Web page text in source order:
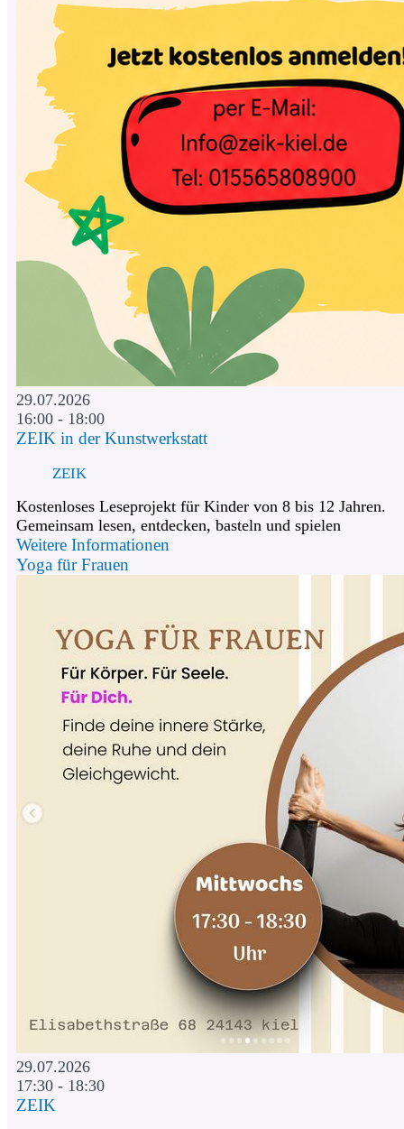
29.07.2026
16:00 - 18:00
ZEIK in der Kunstwerkstatt
ZEIK
Kostenloses Leseprojekt für Kinder von 8 bis 12 Jahren.
Gemeinsam lesen, entdecken, basteln und spielen
Weitere Informationen
Yoga für Frauen
29.07.2026
17:30 - 18:30
ZEIK